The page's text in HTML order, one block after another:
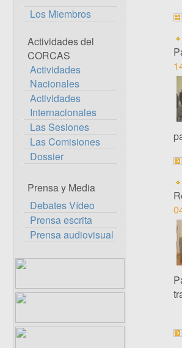
Los Miembros
Actividades del
CORCAS
Actividades
Nacionales
Actividades
Internacionales
Las Sesiones
Las Comisiones
Dossier
Prensa y Media
Debates Vídeo
Prensa escrita
Prensa audiovisual